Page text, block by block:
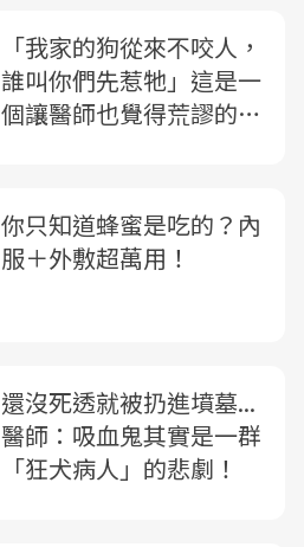
「我家的狗從來不咬人，
誰叫你們先惹牠」這是一
個讓醫師也覺得荒謬的診
你只知道蜂蜜是吃的？內
服＋外敷超萬用！
還沒死透就被扔進墳墓...
醫師：吸血鬼其實是一群
「狂犬病人」的悲劇！